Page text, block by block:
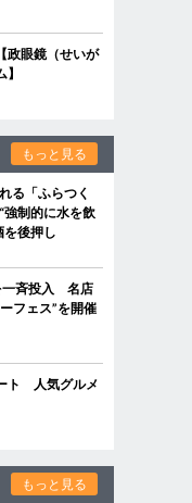
政眼鏡（せいが
もっと見る
る「ふらつく
制的に水を飲
を後押し
一斉投入 名店
フェス”を開催
ト 人気グルメ
もっと見る